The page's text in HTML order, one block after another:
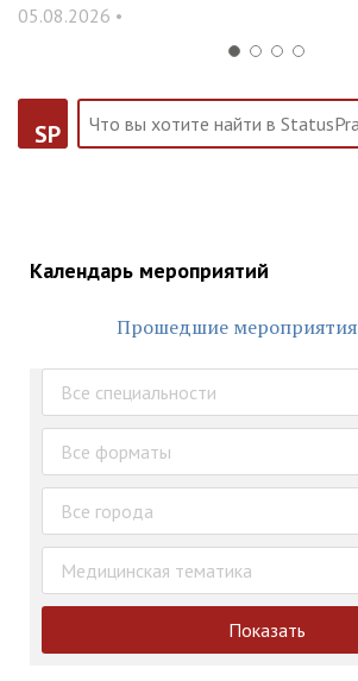
05.08.2026 •
SP
Календарь мероприятий
Прошедшие мероприятия
Все специальности
Все форматы
Все города
Медицинская тематика
Показать